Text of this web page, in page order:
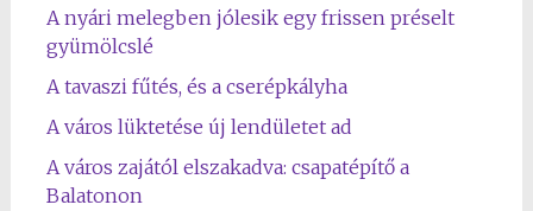
A nyári melegben jólesik egy frissen préselt
gyümölcslé
A tavaszi fűtés, és a cserépkályha
A város lüktetése új lendületet ad
A város zajától elszakadva: csapatépítő a
Balatonon